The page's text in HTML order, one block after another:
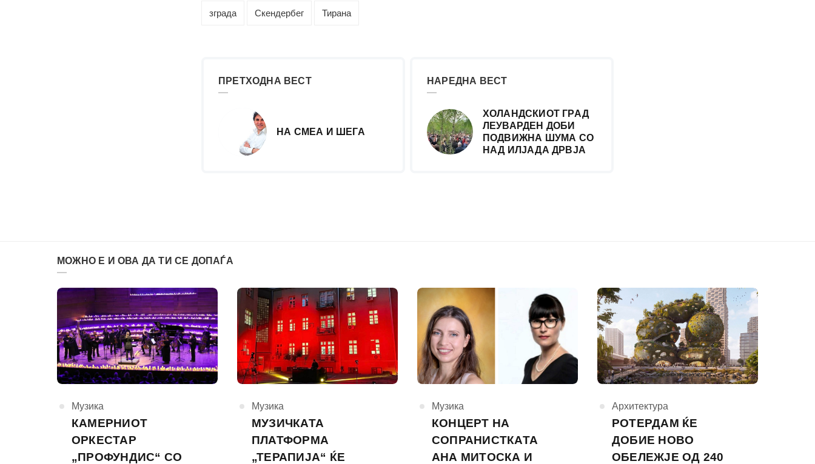
зграда Скендербег Тирана
ПРЕТХОДНА ВЕСТ
НА СМЕА И ШЕГА
НАРЕДНА ВЕСТ
ХОЛАНДСКИОТ ГРАД
ЛЕУВАРДЕН ДОБИ
ПОДВИЖНА ШУМА СО
НАД ИЛЈАДА ДРВЈА
МОЖНО Е И ОВА ДА ТИ СЕ ДОПАЃА
КАтегорија
Музика
КАМЕРНИОТ
ОРКЕСТАР
„ПРОФУНДИС“ СО
КАтегорија
Музика
МУЗИЧКАТА
ПЛАТФОРМА
„ТЕРАПИЈА“ ЌЕ
КАтегорија
Музика
КОНЦЕРТ НА
СОПРАНИСТКАТА
АНА МИТОСКА И
КАтегорија
Архитектура
РОТЕРДАМ ЌЕ
ДОБИЕ НОВО
ОБЕЛЕЖЈЕ ОД 240